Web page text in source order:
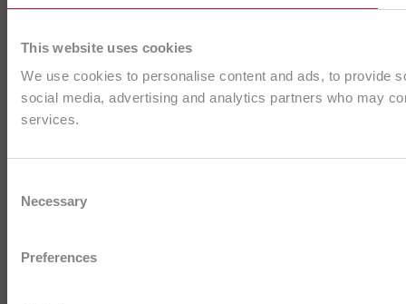
This website uses cookies
We use cookies to personalise content and ads, to provide
social media, advertising and analytics partners who may
services.
Selection
Necessary
Preferences